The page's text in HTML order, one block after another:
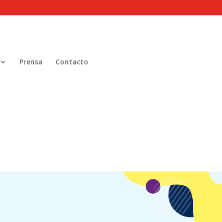
Prensa Contacto